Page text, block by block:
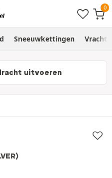
Sneeuwkettingen
uitvoeren